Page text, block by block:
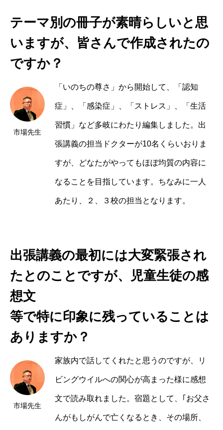
テーマ別の冊子が素晴らしいと思
いますが、皆さんで作成されたの
ですか？
市場
「いのちの尊さ」から開始して、「認知
症」、「感染症」、「ストレス」、「生活
習慣」など多岐にわたり編集しました。出
張講義の担当ドクターが10名くらいおりま
すが、どなたがやってもほぼ均質の内容に
なることを目指しています。ちなみに一人
あたり、２、３校の担当となります。
出張講義の最初には大変緊張され
たとのことですが、児童生徒の感
想文
等で特に印象に残っていることは
ありますか？
市場
家族内で話してくれたと思うのですが、リ
ビングウイルへの関心が高まった様に感想
文で読み取れました。宿題として、｢お父さ
んがもしがんで亡くなるとき、その場所、